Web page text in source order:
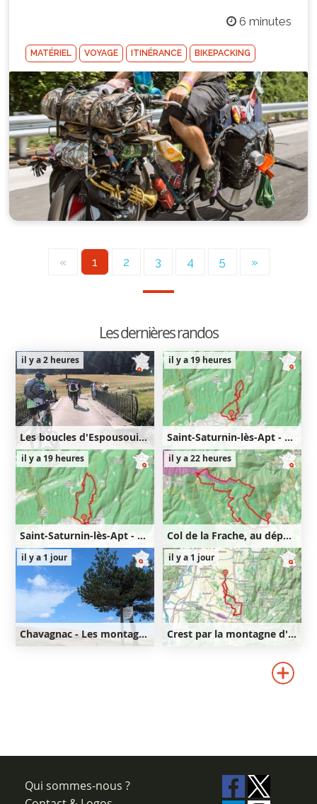
6 minutes
MATÉRIEL VOYAGE ITINÉRANCE BIKEPACKING
« 1 2 3 4 5 »
Les dernières randos
il y a 2 heures
Les boucles d'Espousouille
36km
830m
830m
il y a 19 heures
Saint-Saturnin-lès-Apt - Lourète - Redony
9km
350m 350m
il y a 19 heures
Saint-Saturnin-lès-Apt - Lourète - Vaucarlenque
11km
440m
440m
il y a 22 heures
Col de la Frache, au départ d'Aurel
21km
640m
640m
il y a 1 jour
Chavagnac - Les montagnes de Ségur-les-Villas
il y a 1 jour
Crest par la montagne d'Upie et Vaunaveys
Qui sommes-nous ?